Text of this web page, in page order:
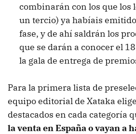
combinarán con los que los
un tercio) ya habíais
fase, y de ahí saldrán los
que se darán a conocer el
la gala de entrega de
Para la primera lista de
equipo editorial de Xataka
destacados en cada categoría
la venta en España o vayan a